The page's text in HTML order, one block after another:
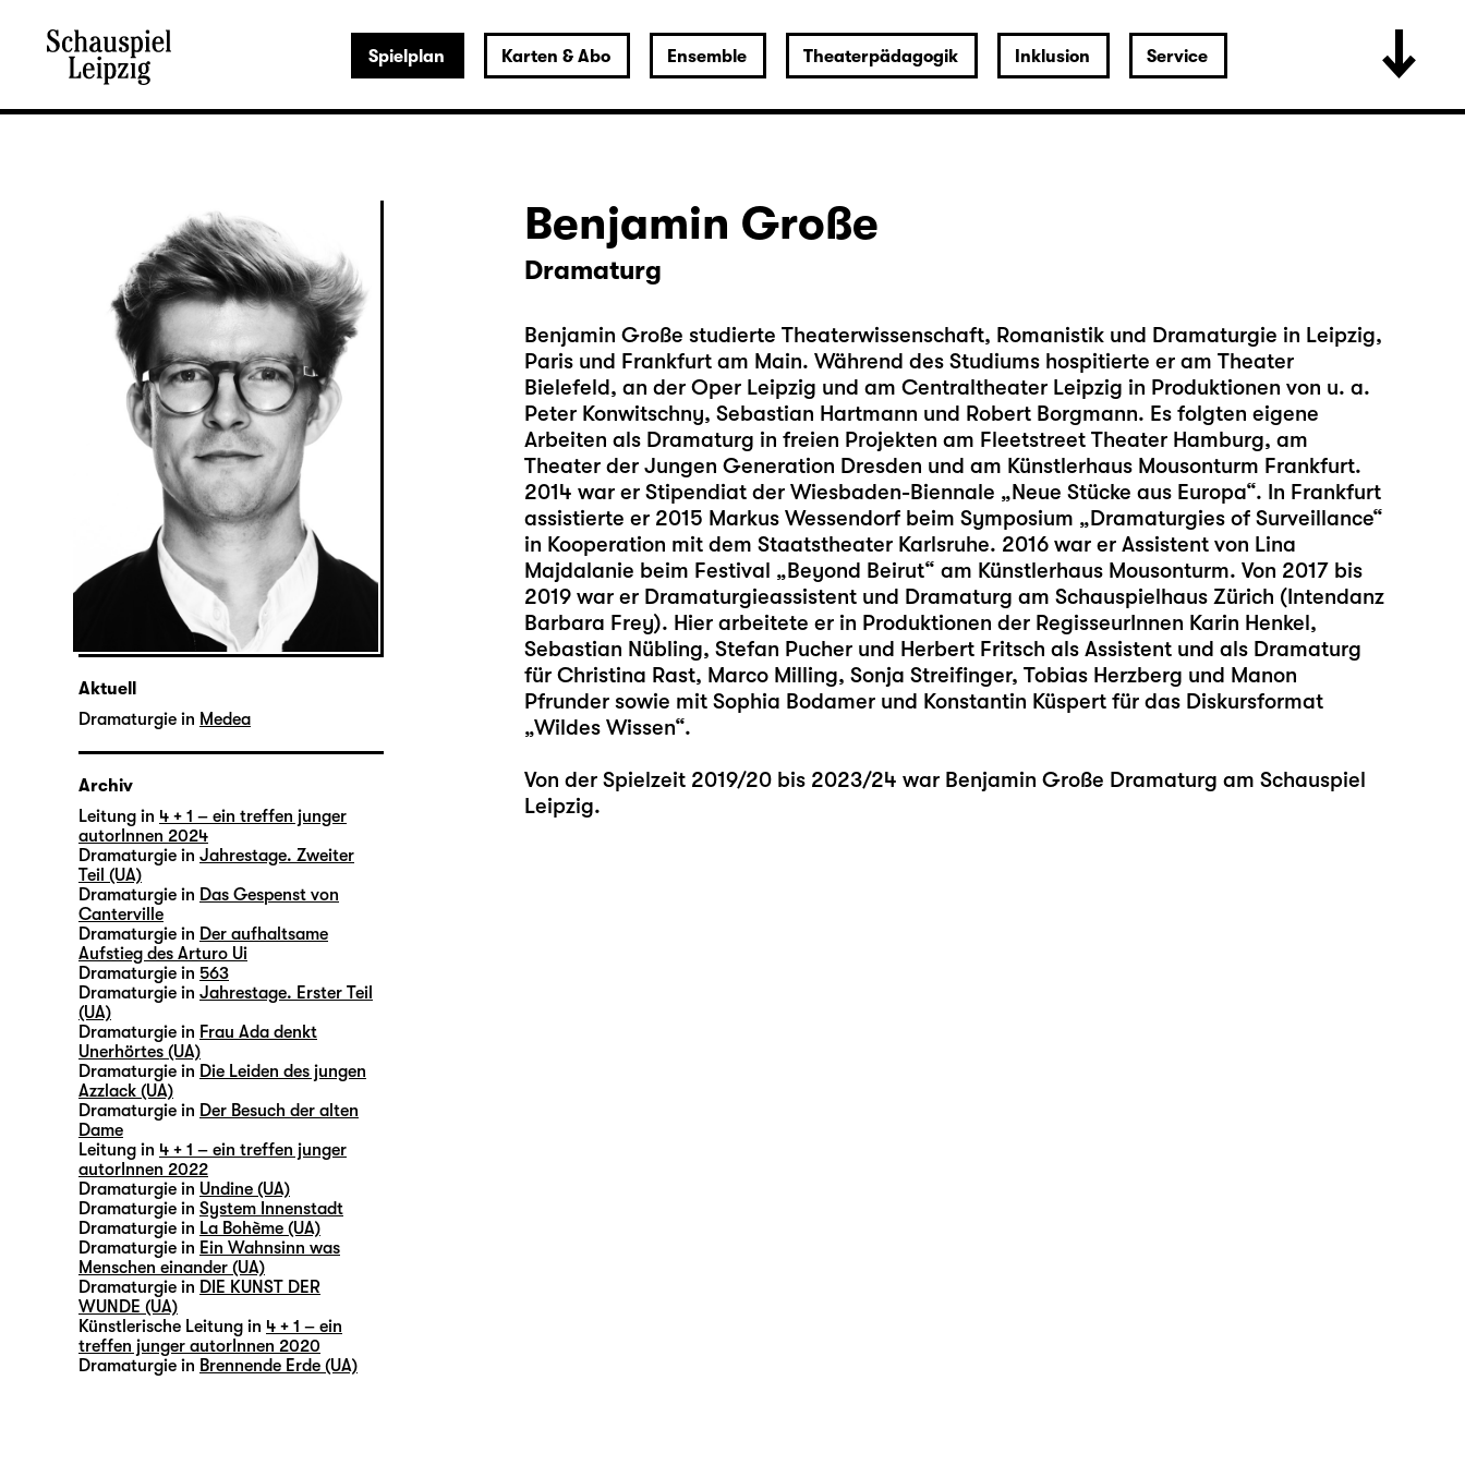
Spielplan Karten & Abo Ensemble Theaterpädagogik Inklusion Service
Benjamin Große
Dramaturg
Benjamin Große studierte Theaterwissenschaft, Romanistik und Dramaturgie in Leipzig,
Paris und Frankfurt am Main. Während des Studiums hospitierte er am Theater
Bielefeld, an der Oper Leipzig und am Centraltheater Leipzig in Produktionen von u. a.
Peter Konwitschny, Sebastian Hartmann und Robert Borgmann. Es folgten eigene
Arbeiten als Dramaturg in freien Projekten am Fleetstreet Theater Hamburg, am
Theater der Jungen Generation Dresden und am Künstlerhaus Mousonturm Frankfurt.
2014 war er Stipendiat der Wiesbaden-Biennale „Neue Stücke aus Europa“. In Frankfurt
assistierte er 2015 Markus Wessendorf beim Symposium „Dramaturgies of Surveillance“
in Kooperation mit dem Staatstheater Karlsruhe. 2016 war er Assistent von Lina
Majdalanie beim Festival „Beyond Beirut“ am Künstlerhaus Mousonturm. Von 2017 bis
2019 war er Dramaturgieassistent und Dramaturg am Schauspielhaus Zürich (Intendanz
Barbara Frey). Hier arbeitete er in Produktionen der RegisseurInnen Karin Henkel,
Sebastian Nübling, Stefan Pucher und Herbert Fritsch als Assistent und als Dramaturg
für Christina Rast, Marco Milling, Sonja Streifinger, Tobias Herzberg und Manon
Pfrunder sowie mit Sophia Bodamer und Konstantin Küspert für das Diskursformat
„Wildes Wissen“.
Von der Spielzeit 2019/20 bis 2023/24 war Benjamin Große Dramaturg am Schauspiel
Leipzig.
Aktuell
Dramaturgie in Medea
Archiv
Leitung in 4 + 1 – ein treffen junger
autorInnen 2024
Dramaturgie in Jahrestage. Zweiter
Teil (UA)
Dramaturgie in Das Gespenst von
Canterville
Dramaturgie in Der aufhaltsame
Aufstieg des Arturo Ui
Dramaturgie in 563
Dramaturgie in Jahrestage. Erster Teil
(UA)
Dramaturgie in Frau Ada denkt
Unerhörtes (UA)
Dramaturgie in Die Leiden des jungen
Azzlack (UA)
Dramaturgie in Der Besuch der alten
Dame
Leitung in 4 + 1 – ein treffen junger
autorInnen 2022
Dramaturgie in Undine (UA)
Dramaturgie in System Innenstadt
Dramaturgie in La Bohème (UA)
Dramaturgie in Ein Wahnsinn was
Menschen einander (UA)
Dramaturgie in DIE KUNST DER
WUNDE (UA)
Künstlerische Leitung in 4 + 1 – ein
treffen junger autorInnen 2020
Dramaturgie in Brennende Erde (UA)